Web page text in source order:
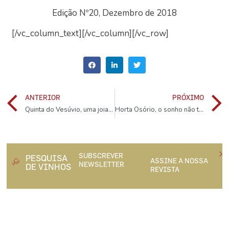
Edição Nº20, Dezembro de 2018
[/vc_column_text][/vc_column][/vc_row]
ANTERIOR
Quinta do Vesúvio, uma joia do Douro Superior
PRÓXIMO
Horta Osório, o sonho não tem idade
PESQUISA
DE VINHOS
SUBSCREVER
NEWSLETTER
ASSINE A NOSSA
REVISTA